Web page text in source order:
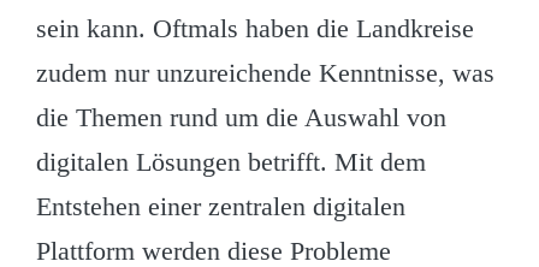
sein kann. Oftmals haben die Landkreise
zudem nur unzureichende Kenntnisse, was
die Themen rund um die Auswahl von
digitalen Lösungen betrifft. Mit dem
Entstehen einer zentralen digitalen
Plattform werden diese Probleme